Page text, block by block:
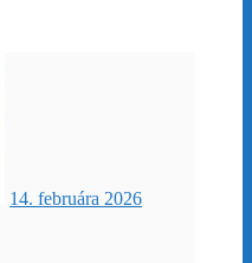
14. februára 2026